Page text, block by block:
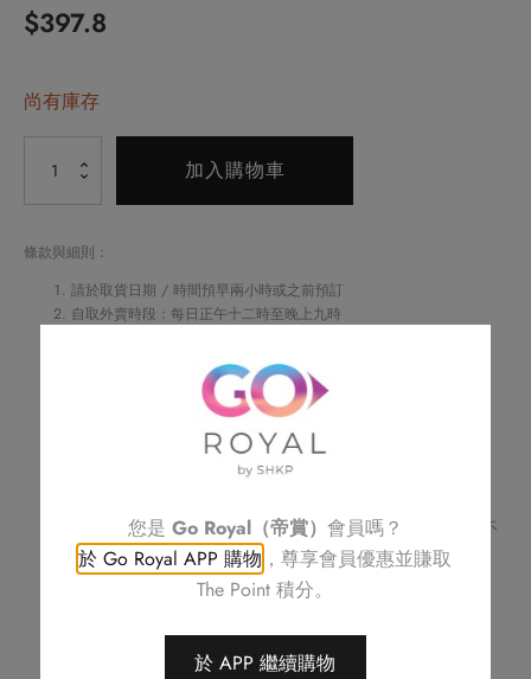
原
價
格：
$468.0。
$397.8
格：
$397.8。
尚有庫存
魚
加入購物車
條款與細則：
請於取貨日期 / 時間預早兩小時或之前預訂
自取外賣時段：每日正午十二時至晚上九時
如閣下對任何食物產生敏感，請致電
不可與其他優惠同時使用
訂單詳情及取貨時間將會透過電話或電郵確認
請務必檢查所填資料，以確保交易快捷及順利
訂單一經確認，不可更改、取消或退款
不可補發、更換或購買其他產品
帝京酒店保留修改優惠條款及細則、更改或終止此優惠之權利，恕不
另行通知
如有任何爭議，帝京酒店保留最終決定權
您是 Go Royal（帝賞） 會員嗎？
於 Go Royal APP 購物 ，尊享會員優惠並賺取
The Point 積分。
於 APP 繼續購物